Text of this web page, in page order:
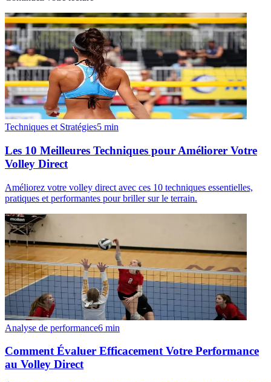
Techniques et Stratégies5 min
Les 10 Meilleures Techniques pour Améliorer Votre
Volley Direct
Améliorez votre volley direct avec ces 10 techniques essentielles,
pratiques et performantes pour briller sur le terrain.
Analyse de performance6 min
Comment Évaluer Efficacement Votre Performance
au Volley Direct